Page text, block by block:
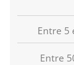
Entre 5
Entre